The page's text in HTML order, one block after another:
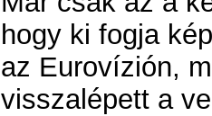
hogy ki fogja
az Eurovízión,
visszalépett a